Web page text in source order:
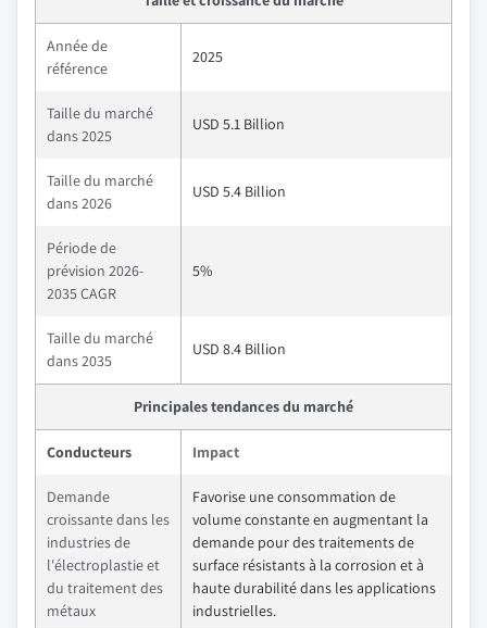
Année de
référence
2025
Taille du marché
dans 2025
USD 5.1 Billion
Taille du marché
dans 2026
USD 5.4 Billion
Période de
prévision 2026-
2035 CAGR
5%
Taille du marché
dans 2035
USD 8.4 Billion
Principales tendances du marché
Conducteurs Impact
Demande
croissante dans les
industries de
l'électroplastie et
du traitement des
métaux
Favorise une consommation de
volume constante en augmentant la
demande pour des traitements de
surface résistants à la corrosion et à
haute durabilité dans les applications
industrielles.